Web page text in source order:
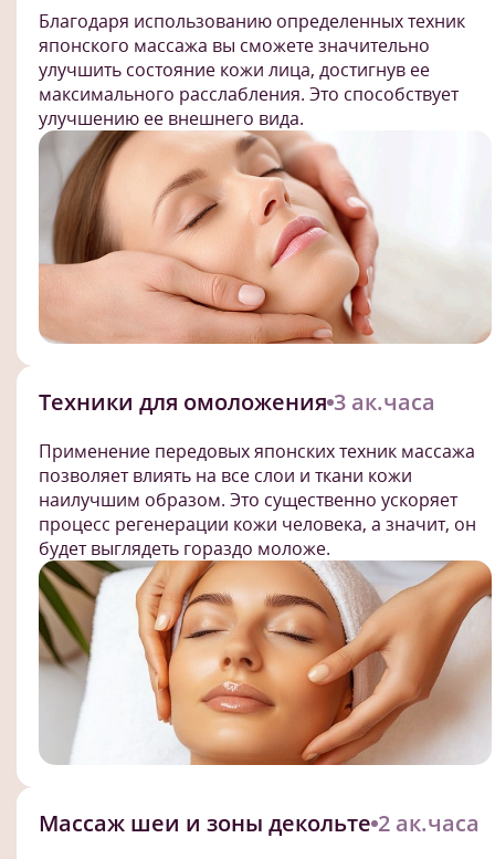
Благодаря использованию определенных техник
японского массажа вы сможете значительно
улучшить состояние кожи лица, достигнув ее
максимального расслабления. Это способствует
улучшению ее внешнего вида.
Техники для омоложения 3 ак.часа
Применение передовых японских техник массажа
позволяет влиять на все слои и ткани кожи
наилучшим образом. Это существенно ускоряет
процесс регенерации кожи человека, а значит, он
будет выглядеть гораздо моложе.
Массаж шеи и зоны декольте 2 ак.часа